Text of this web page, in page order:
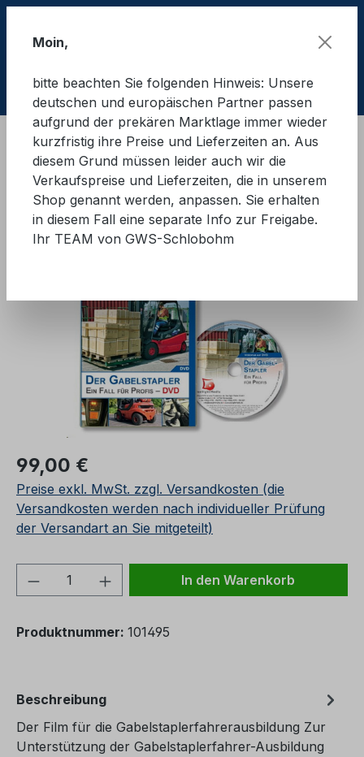
Schulungsmaterial Schulungsfilme
Der Gabelstapler - Der Film
Regulärer Preis:
99,00 €
Preise exkl. MwSt. zzgl. Versandkosten (die
Versandkosten werden nach individueller Prüfung
der Versandart an Sie mitgeteilt)
Produkt Anzahl: Gib denIn den Warenkorb
Produktnummer: 101495
Beschreibung
Der Film für die Gabelstaplerfahrerausbildung Zur
Unterstützung der Gabelstaplerfahrer-Ausbildung
Moin,
bitte beachten Sie folgenden Hinweis: Unsere
deutschen und europäischen Partner passen
aufgrund der prekären Marktlage immer wieder
kurzfristig ihre Preise und Lieferzeiten an. Aus
diesem Grund müssen leider auch wir die
Verkaufspreise und Lieferzeiten, die in unserem
Shop genannt werden, anpassen. Sie erhalten
in diesem Fall eine separate Info zur Freigabe.
Ihr TEAM von GWS-Schlobohm